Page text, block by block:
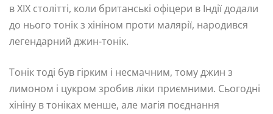
в XIX столітті, коли британські офіцери в Індії додали
до нього тонік з хініном проти малярії, народився
легендарний джин-тонік.
Тонік тоді був гірким і несмачним, тому джин з
лимоном і цукром зробив ліки приємними. Сьогодні
хініну в тоніках менше, але магія поєднання